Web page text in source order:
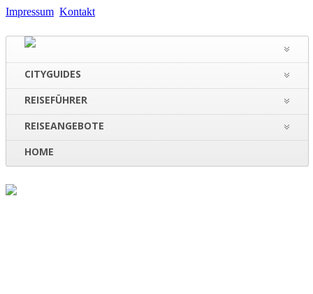
Impressum Kontakt
CITYGUIDES
REISEFÜHRER
REISEANGEBOTE
HOME